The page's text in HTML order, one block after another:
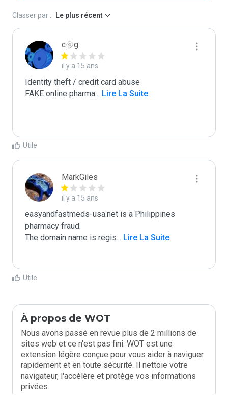
Classer par : Le plus récent
c۞g
il y a 15 ans
Identity theft / credit card abuse
FAKE online pharma... Lire La Suite
Utile
MarkGiles
il y a 15 ans
easyandfastmeds-usa.net is a Philippines
pharmacy fraud.
The domain name is regis... Lire La Suite
Utile
À propos de WOT
Nous avons passé en revue plus de 2 millions de
sites web et ce n'est pas fini. WOT est une
extension légère conçue pour vous aider à naviguer
rapidement et en toute sécurité. Il nettoie votre
navigateur, l'accélère et protège vos informations
privées.